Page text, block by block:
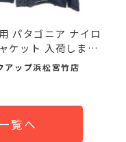
パタゴニア ナイロ
ケット 入荷しまし
アップ浜松宮竹店
覧へ